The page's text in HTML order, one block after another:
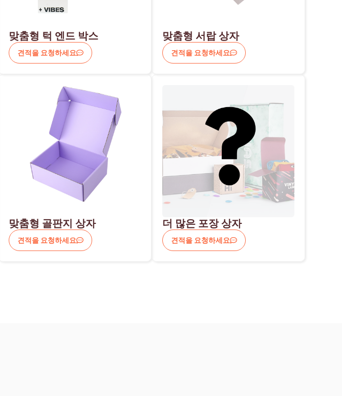
맞춤형 턱 엔드 박스
견적을 요청하세요
맞춤형 서랍 상자
견적을 요청하세요
맞춤형 골판지 상자
견적을 요청하세요
더 많은 포장 상자
견적을 요청하세요